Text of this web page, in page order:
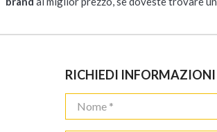
RICHIEDI INFORMAZIONI